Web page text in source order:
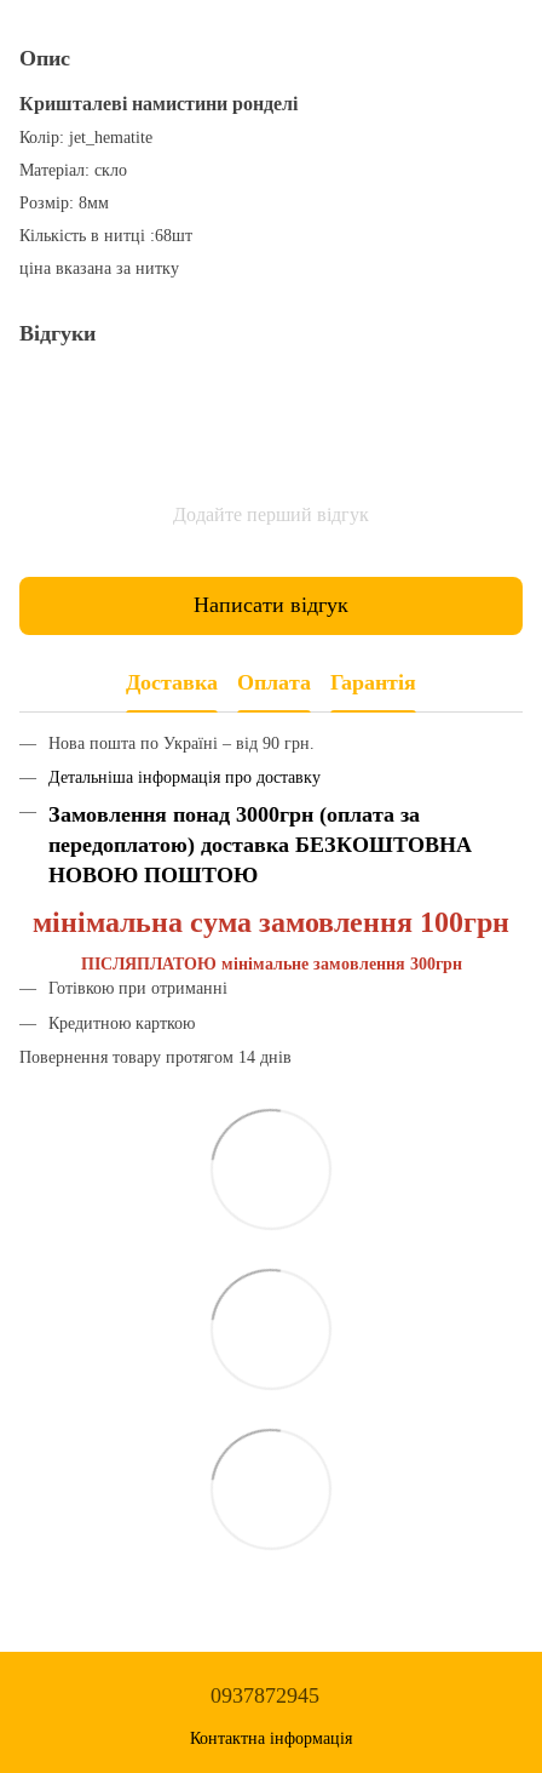
Опис
Кришталеві намистини ронделі
Колір: jet_hematite
Матеріал: скло
Розмір: 8мм
Кількість в нитці :68шт
ціна вказана за нитку
Відгуки
Додайте перший відгук
Написати відгук
Доставка Оплата Гарантія
Нова пошта по Україні – від 90 грн.
Детальніша інформація про доставку
Замовлення понад 3000грн (оплата за
передоплатою) доставка БЕЗКОШТОВНА
НОВОЮ ПОШТОЮ
мінімальна сума замовлення 100грн
ПІСЛЯПЛАТОЮ мінімальне замовлення 300грн
Готівкою при отриманні
Кредитною карткою
Повернення товару протягом 14 днів
0937872945
Контактна інформація